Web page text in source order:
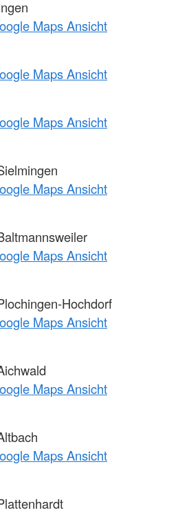
Maps Ansicht
Maps Ansicht
Maps Ansicht
Maps Ansicht
Maps Ansicht
Hochdorf
Maps Ansicht
Maps Ansicht
Maps Ansicht